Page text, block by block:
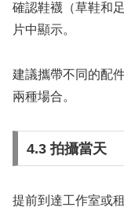
確認鞋襪（草鞋和
片中顯示。
建議攜帶不同的配
兩種場合。
4.3 拍攝當天
提前到達工作室或